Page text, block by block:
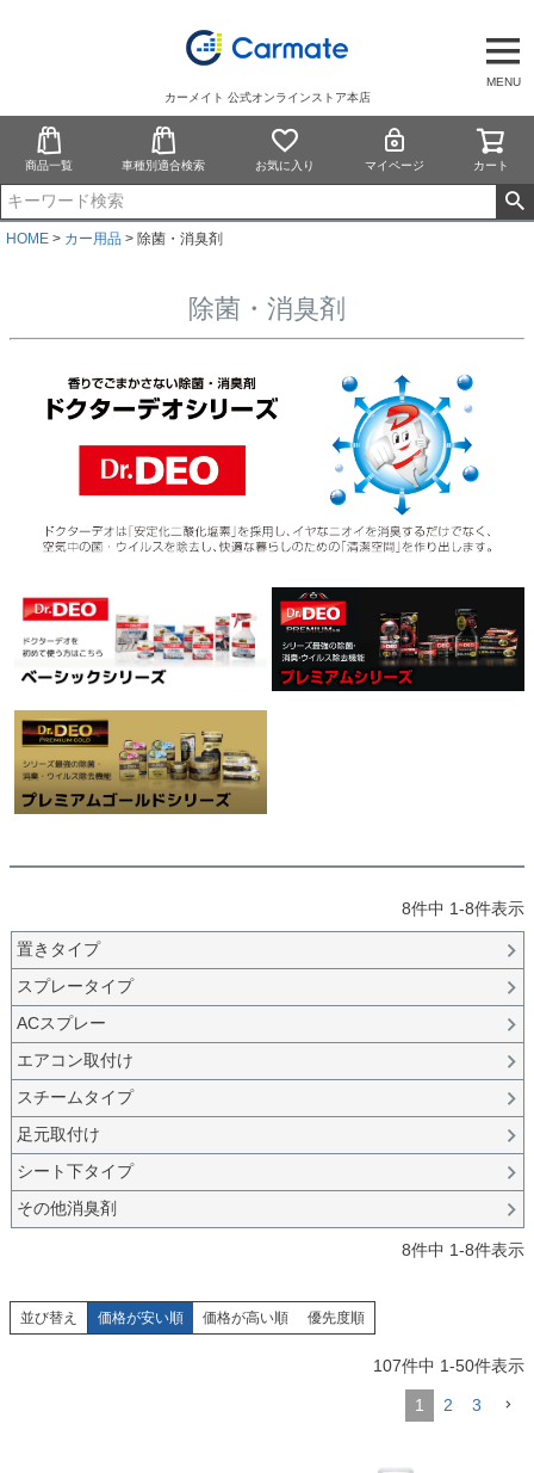
MENU
カーメイト 公式オンラインストア本店
商品一覧 車種別適合検索 お気に入り マイページ カート
HOME カー用品 除菌・消臭剤
除菌・消臭剤
8件中 1-8件表示
置きタイプ
スプレータイプ
ACスプレー
エアコン取付け
スチームタイプ
足元取付け
シート下タイプ
その他消臭剤
8件中 1-8件表示
並び替え 価格が安い順 価格が高い順 優先度順
107件中 1-50件表示
1 2 3